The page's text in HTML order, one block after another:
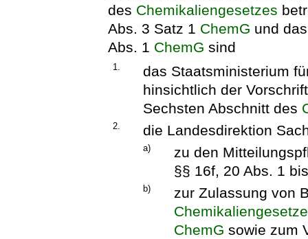
des Chemikaliengesetzes
Abs. 3 Satz 1 ChemG und
Abs. 1 ChemG sind
1.
das Staatsministerium
hinsichtlich der
Sechsten Abschnitt des
2. die Landesdirektion
a)
zu den
§§ 16f, 20 Abs. 1
b)
zur Zulassung von
ChemG sowie zum